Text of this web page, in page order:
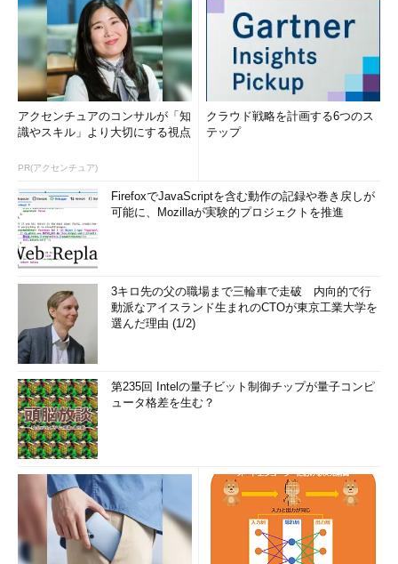
アプリケーションドメインと
は「あるソフトウェアによって
変化させたいことそのもの」の
ことです。いわゆるソフトウェ
ア開発における要求や要求仕様
として表現されるようなものを
ソリューションドメインとは
「あるソフトウェアで実現する
方法そのもの」のことです。い
わゆるソフトウェア開発におけ
る基本設計や外部設計として表
現されるようなものをイメージ
してください。
詳細はWebサイト「オブジェ
クトの広場」で金澤典子氏が公
開している『マルチパラダイム
デザイン - 序論 -
「実践プログラミングDSL
（翔泳社刊）を参照してくださ
テストの網羅性とは
バグを出してしまったとき
アクセンチュアのコンサルが「知
識やスキル」より大切にする視点
PR(アクセンチュア)
クラウド戦略を計画する6つのス
テップ
FirefoxでJavaScriptを含む動作の記録や巻き戻しが
可能に、Mozillaが実験的プロジェクトを推進
3キロ先の父の職場まで三輪車で走破 内向的で行
動派なアイスランド生まれのCTOが東京工業大学を
選んだ理由 (1/2)
第235回 Intelの量子ビット制御チップが量子コンピ
ュータ格差を生む？